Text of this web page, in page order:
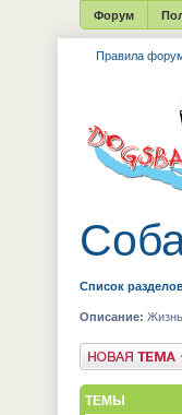
Форум
Правила
Список
Описание:
Новая тема
ТЕМЫ